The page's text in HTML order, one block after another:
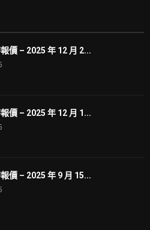
價 – 2025 年 12 月 2...
價 – 2025 年 12 月 1...
價 – 2025 年 9 月 15...